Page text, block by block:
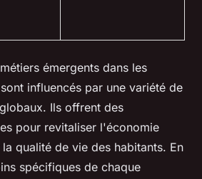
émergents dans les
influencés par une variété de
Ils offrent des
pour revitaliser l'économie
qualité de vie des habitants. En
spécifiques de chaque